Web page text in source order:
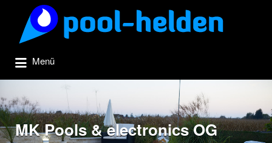
Suchen
nach:
Menü
MK Pools & electronics OG